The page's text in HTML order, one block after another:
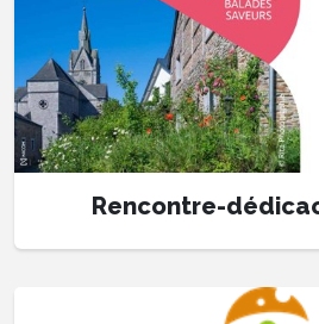
Rencontre-